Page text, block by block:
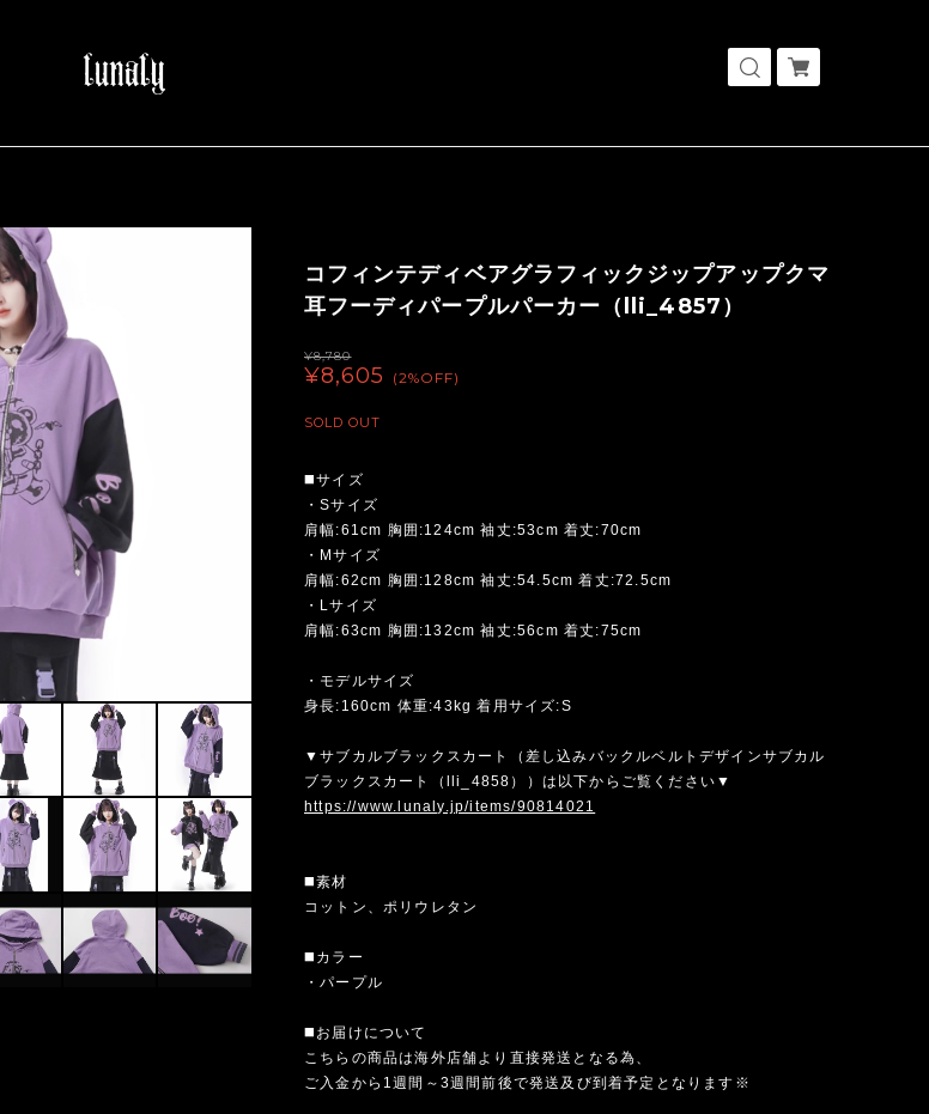
コフィンテディベアグラフィックジップアップクマ
耳フーディパープルパーカー（lli_4857）
¥8,780
¥8,605 (2%OFF)
SOLD OUT
◼️サイズ
・Sサイズ
肩幅:61cm 胸囲:124cm 袖丈:53cm 着丈:70cm
・Mサイズ
肩幅:62cm 胸囲:128cm 袖丈:54.5cm 着丈:72.5cm
・Lサイズ
肩幅:63cm 胸囲:132cm 袖丈:56cm 着丈:75cm
・モデルサイズ
身長:160cm 体重:43kg 着用サイズ:S
▼サブカルブラックスカート（差し込みバックルベルトデザインサブカル
ブラックスカート（lli_4858））は以下からご覧ください▼
https://www.lunaly.jp/items/90814021
◼️素材
コットン、ポリウレタン
◼️カラー
・パープル
◼️お届けについて
こちらの商品は海外店舗より直接発送となる為、
ご入金から1週間～3週間前後で発送及び到着予定となります※